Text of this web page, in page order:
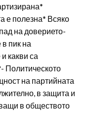
е полезна* Всяко
на доверието-
пик на
какви са
Политическото
на партийната
в защита и
в обществото